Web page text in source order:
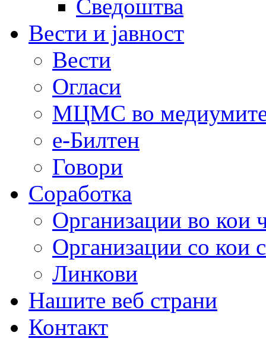
Сведоштва
Вести и јавност
Вести
Огласи
МЦМС во
е-Билтен
Говори
Соработка
Организации во кои
Организации со кои
Линкови
Нашите веб страни
Контакт